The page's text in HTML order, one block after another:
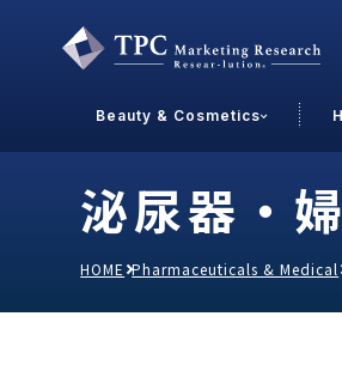
Beauty & Cosmetics
業
Contact Us
泌尿器・
HOME Pharmaceuticals & Medical